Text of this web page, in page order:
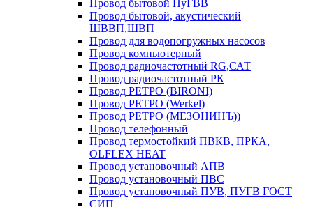
Провод бытовой ПуГВВ
Провод бытовой, акустический
ШВВП,ШВП
Провод для водопогружных насосов
Провод компьютерный
Провод радиочастотный RG,САТ
Провод радиочастотный РК
Провод РЕТРО (BIRONI)
Провод РЕТРО (Werkel)
Провод РЕТРО (МЕЗОНИНЪ))
Провод телефонный
Провод термостойкий ПВКВ, ПРКА,
OLFLEX HEAT
Провод установочный АПВ
Провод установочный ПВС
Провод установочный ПУВ, ПУГВ ГОСТ
СИП